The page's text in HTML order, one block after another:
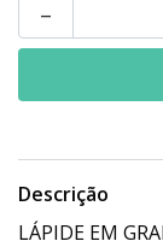
-
Descrição
LÁPIDE EM